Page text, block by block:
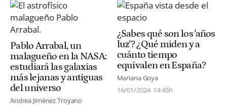
Pablo Arrabal, un
malagueño en la NASA:
estudiará las galaxias
más lejanas y antiguas
del universo
Andrea Jiménez Troyano
¿Sabes qué son los 'años
luz'? ¿Qué miden y a
cuánto tiempo
equivalen en España?
Mariana Goya
16/01/2024 14:45h